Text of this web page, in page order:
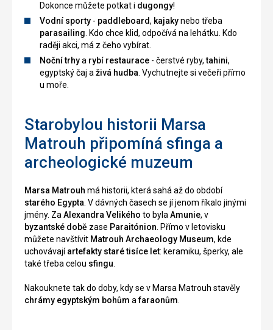
Dokonce můžete potkat i dugongy!
Vodní sporty - paddleboard, kajakynebo třeba
parasailing . Kdo chce klid, odpočívá na lehátku. Kdo
raději akci, má z čeho vybírat.
Noční trhya rybí restaurace - čerstvé ryby,tahini,
egyptský čaj a živá hudba . Vychutnejte si večeři přímo
u moře.
Starobylou historii Marsa
Matrouh připomíná sfinga a
archeologické muzeum
Marsa Matrouh má historii, která sahá až do období
starého Egypta . V dávných časech se jí jenom říkalo jinými
jmény. Za Alexandra Velikého to byla Amunie, v
byzantské době zase Paraitónion . Přímo v letovisku
můžete navštívit Matrouh Archaeology Museum, kde
uchovávajíartefakty staré tisíce let: keramiku, šperky, ale
také třeba celou sfingu
Nakouknete tak do doby, kdy se v Marsa Matrouh stavěly
chrámy egyptským bohům afaraonům